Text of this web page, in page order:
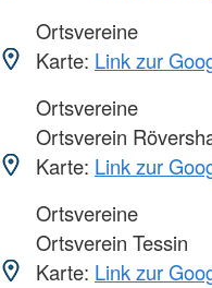
Ortsvereine
Karte: Link zur
Ortsvereine
Ortsverein
Karte: Link zur
Ortsvereine
Ortsverein Tessin
Karte: Link zur